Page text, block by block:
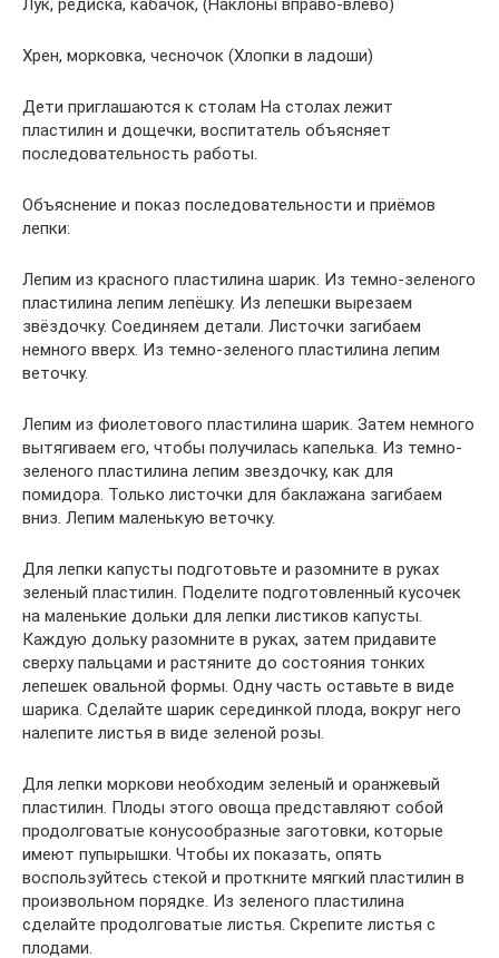
Лук, редиска, кабачок, (Наклоны вправо-влево)
Хрен, морковка, чесночок (Хлопки в ладоши)
Дети приглашаются к столам На столах лежит
пластилин и дощечки, воспитатель объясняет
последовательность работы.
Объяснение и показ последовательности и приёмов
лепки:
Лепим из красного пластилина шарик. Из темно-зеленого
пластилина лепим лепёшку. Из лепешки вырезаем
звёздочку. Соединяем детали. Листочки загибаем
немного вверх. Из темно-зеленого пластилина лепим
веточку.
Лепим из фиолетового пластилина шарик. Затем немного
вытягиваем его, чтобы получилась капелька. Из темно-
зеленого пластилина лепим звездочку, как для
помидора. Только листочки для баклажана загибаем
вниз. Лепим маленькую веточку.
Для лепки капусты подготовьте и разомните в руках
зеленый пластилин. Поделите подготовленный кусочек
на маленькие дольки для лепки листиков капусты.
Каждую дольку разомните в руках, затем придавите
сверху пальцами и растяните до состояния тонких
лепешек овальной формы. Одну часть оставьте в виде
шарика. Сделайте шарик серединкой плода, вокруг него
налепите листья в виде зеленой розы.
Для лепки моркови необходим зеленый и оранжевый
пластилин. Плоды этого овоща представляют собой
продолговатые конусообразные заготовки, которые
имеют пупырышки. Чтобы их показать, опять
воспользуйтесь стекой и проткните мягкий пластилин в
произвольном порядке. Из зеленого пластилина
сделайте продолговатые листья. Скрепите листья с
плодами.